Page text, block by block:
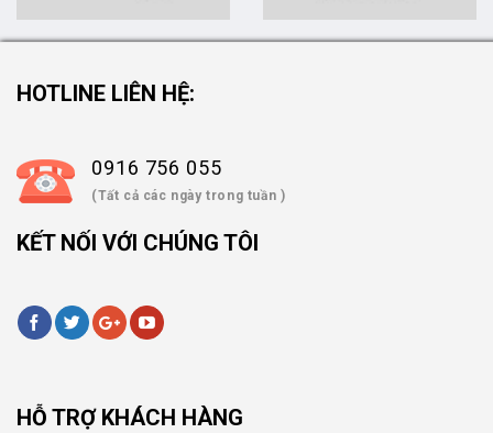
HOTLINE LIÊN HỆ:
0916 756 055
(Tất cả các ngày trong tuần )
KẾT NỐI VỚI CHÚNG TÔI
HỖ TRỢ KHÁCH HÀNG